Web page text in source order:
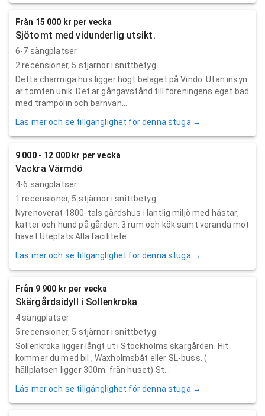
Från 15 000 kr per vecka
Sjötomt med vidunderlig utsikt.
6-7 sängplatser
2 recensioner, 5 stjärnor i snittbetyg
Detta charmiga hus ligger högt beläget på Vindö. Utan insyn
är tomten unik. Det är gångavstånd till föreningens eget bad
med trampolin och barnvän...
Läs mer och se tillgänglighet för denna stuga →
9 000 - 12 000 kr per vecka
Vackra Värmdö
4-6 sängplatser
1 recensioner, 5 stjärnor i snittbetyg
Nyrenoverat 1800-tals gårdshus i lantlig miljö med hästar,
katter och hund på gården. 3 rum och kök samt veranda mot
havet Uteplats Alla facilitete...
Läs mer och se tillgänglighet för denna stuga →
Från 9 900 kr per vecka
Skärgårdsidyll i Sollenkroka
4 sängplatser
5 recensioner, 5 stjärnor i snittbetyg
Sollenkroka ligger långt ut i Stockholms skärgården. Hit
kommer du med bil , Waxholmsbåt eller SL-buss. (
hållplatsen ligger 300m. från huset) St...
Läs mer och se tillgänglighet för denna stuga →